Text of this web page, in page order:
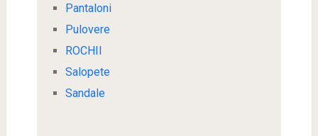
Pantaloni
Pulovere
ROCHII
Salopete
Sandale